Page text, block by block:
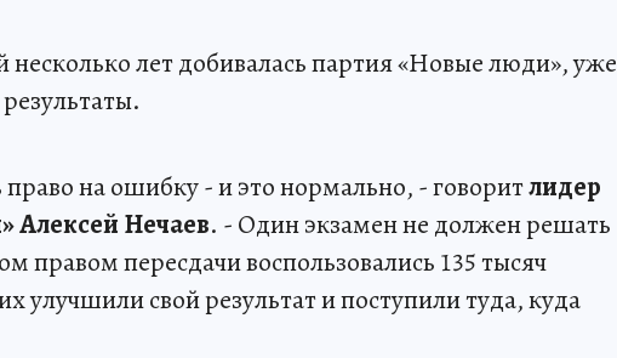
лет добивалась партия «Новые люди», уже
на ошибку - и это нормально, - говоритлидер
Алексей Нечаев. - Один экзамен не должен решать
правом пересдачи воспользовались 135 тысяч
улучшили свой результат и поступили туда, куда